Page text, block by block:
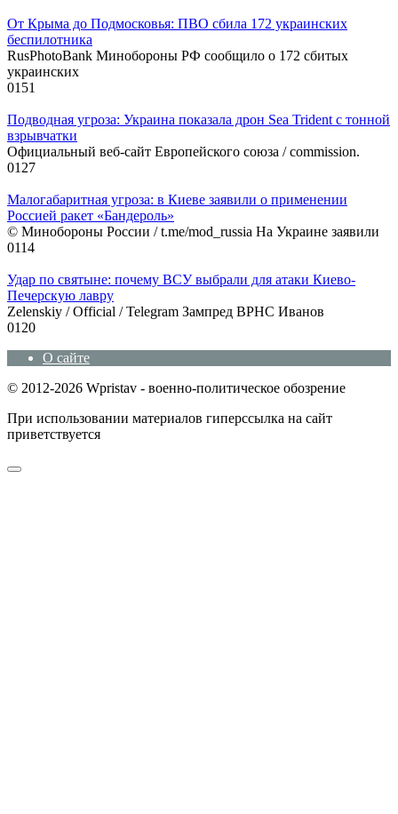
От Крыма до Подмосковья: ПВО сбила 172 украинских
беспилотника
RusPhotoBank Минобороны РФ сообщило о 172 сбитых
украинских
0151
Подводная угроза: Украина показала дрон Sea Trident с тонной
взрывчатки
Официальный веб-сайт Европейского союза / commission.
0127
Малогабаритная угроза: в Киеве заявили о применении
Россией ракет «Бандероль»
© Минобороны России / t.me/mod_russia На Украине заявили
0114
Удар по святыне: почему ВСУ выбрали для атаки Киево-
Печерскую лавру
Zеlеnskiу / Оfficiаl / Telegram Зампред ВРНС Иванов
0120
О сайте
© 2012-2026 Wpristav - военно-политическое обозрение
При использовании материалов гиперссылка на сайт
приветствуется